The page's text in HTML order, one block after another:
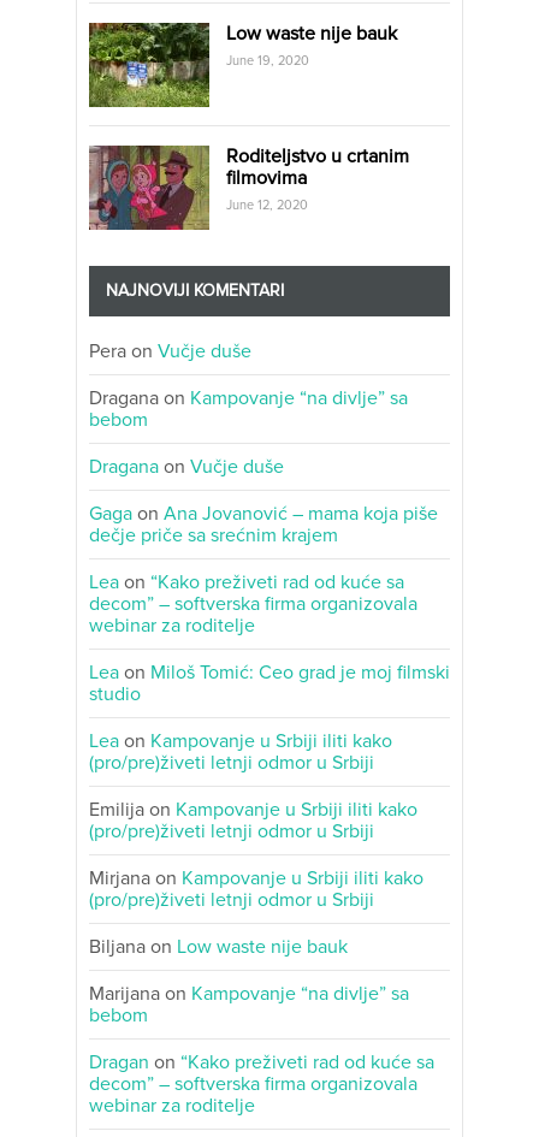
Low waste nije bauk
June 19, 2020
Roditeljstvo u crtanim
filmovima
June 12, 2020
NAJNOVIJI KOMENTARI
Pera on Vučje duše
Dragana on Kampovanje “na divlje” sa
bebom
Dragana on Vučje duše
Gaga on Ana Jovanović – mama koja piše
dečje priče sa srećnim krajem
Lea on “Kako preživeti rad od kuće sa
decom” – softverska firma organizovala
webinar za roditelje
Lea on Miloš Tomić: Ceo grad je moj filmski
studio
Lea on Kampovanje u Srbiji iliti kako
(pro/pre)živeti letnji odmor u Srbiji
Emilija on Kampovanje u Srbiji iliti kako
(pro/pre)živeti letnji odmor u Srbiji
Mirjana on Kampovanje u Srbiji iliti kako
(pro/pre)živeti letnji odmor u Srbiji
Biljana on Low waste nije bauk
Marijana on Kampovanje “na divlje” sa
bebom
Dragan on “Kako preživeti rad od kuće sa
decom” – softverska firma organizovala
webinar za roditelje